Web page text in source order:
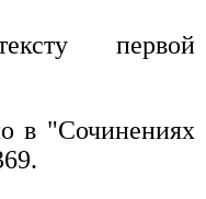
первой
в "Сочинениях